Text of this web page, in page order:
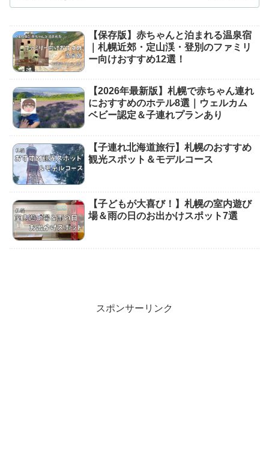
【保存版】赤ちゃんと泊まれる温泉宿
｜札幌近郊・定山渓・登別のファミリ
ー向けおすすめ12選！
【2026年最新版】札幌で赤ちゃん連れ
におすすめのホテル8選｜ウェルカム
ベビー認定＆子連れプランあり
【子連れ北海道旅行】札幌のおすすめ
観光スポット＆モデルコース
【子どもが大喜び！】札幌の室内遊び
場＆雨の日のお出かけスポット7選
スポンサーリンク